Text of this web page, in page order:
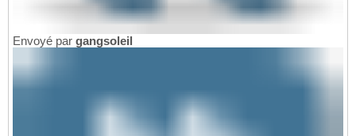
Envoyé par gangsoleil